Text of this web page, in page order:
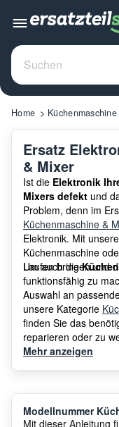
Home
Ersatz
& Mixer
Ist die Elektronik
Mixers defekt und
Problem, denn im
Küchenmaschine &
Elektronik. Mit
Küchenmaschine
Laufen bringen und
Um auch die
funktionsfähig zu
Auswahl an
unsere Kategorie
finden Sie das
reparieren oder zu
Ersatzteilshop, Ihren
Mehr anzeigen
Modellnummer
Mit dieser Anleitung